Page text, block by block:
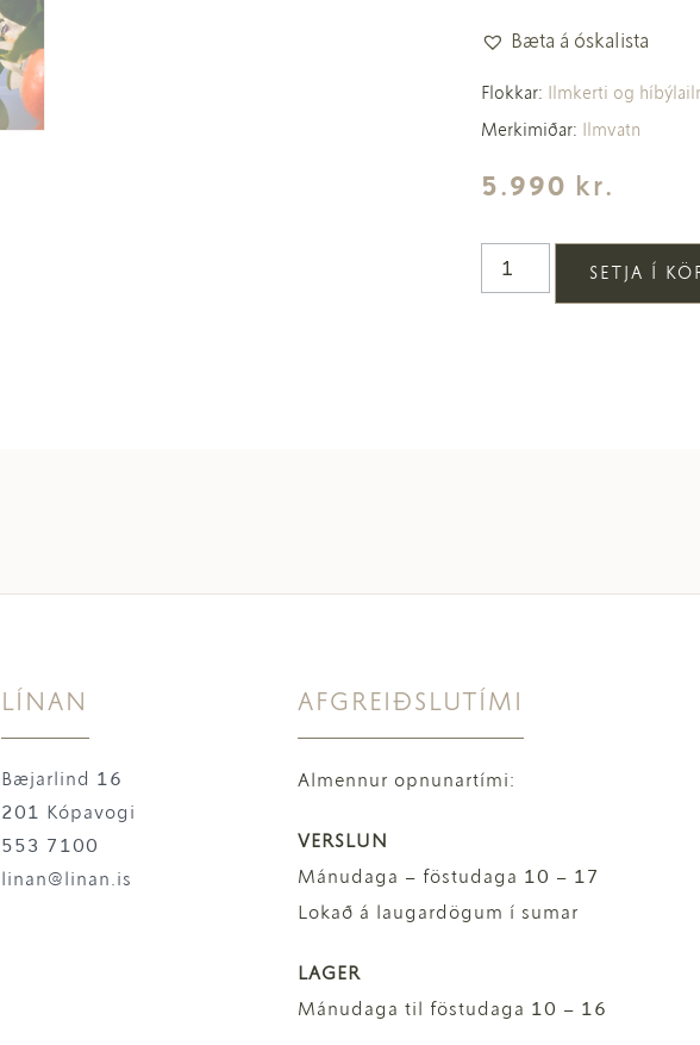
Bæta á óskalista
Flokkar: Ilmkerti og
Merkimiðar:
Ilmvatn
5.990 kr.
SETJA Í
LÍNAN
Bæjarlind 16
201 Kópavogi
553 7100
linan@linan.is
AFGREIÐSLUTÍMI
Almennur opnunartími:
VERSLUN
Mánudaga – föstudaga 10 – 17
Lokað á laugardögum í sumar
LAGER
Mánudaga til föstudaga 10 – 16